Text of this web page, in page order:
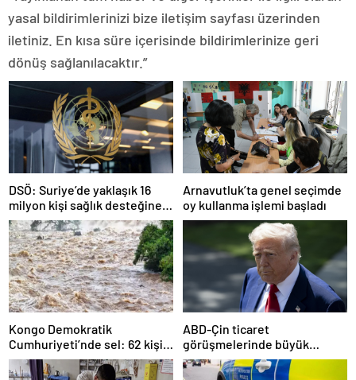
yasal bildirimlerinizi bize iletişim sayfası üzerinden
iletiniz. En kısa süre içerisinde bildirimlerinize geri
dönüş sağlanılacaktır.”
DSÖ: Suriye’de yaklaşık 16
milyon kişi sağlık desteğine
ihtiyaç duyuyor
Arnavutluk’ta genel seçimde
oy kullanma işlemi başladı
Kongo Demokratik
Cumhuriyeti’nde sel: 62 kişi
hayatını kaybetti
ABD-Çin ticaret
görüşmelerinde büyük
ilerleme